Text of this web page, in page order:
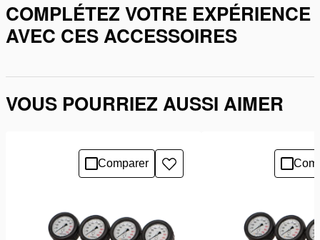
COMPLÉTEZ VOTRE EXPÉRIENCE
AVEC CES ACCESSOIRES
VOUS POURRIEZ AUSSI AIMER
Comparer
Ajouter
à
de
souhaits